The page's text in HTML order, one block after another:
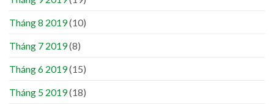
Tháng 8 2019(10)
Tháng 7 2019(8)
Tháng 6 2019(15)
Tháng 5 2019(18)